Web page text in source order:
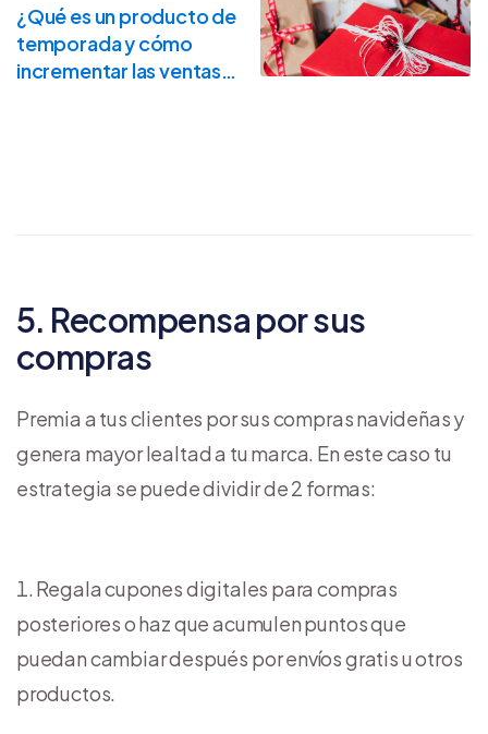
¿Qué es un producto de
temporada y cómo
incrementar las ventas
5. Recompensa por sus
compras
Premia a tus clientes por sus compras navideñas y
genera mayor lealtad a tu marca. En este caso tu
estrategia se puede dividir de 2 formas:
Regala cupones digitales para compras
posteriores o haz que acumulen puntos que
puedan cambiar después por envíos gratis u otros
productos.